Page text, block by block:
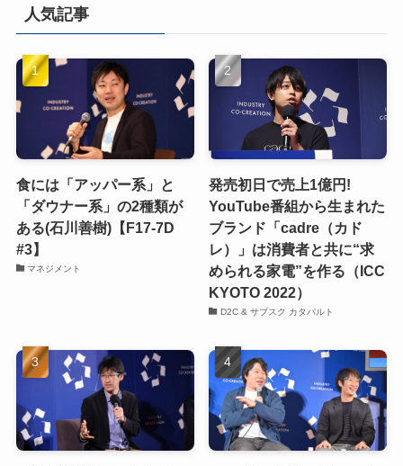
人気記事
食には「アッパー系」と
「ダウナー系」の2種類が
ある(石川善樹)【F17-7D
#3】
マネジメント
発売初日で売上1億円!
YouTube番組から生まれた
ブランド「cadre（カド
レ）」は消費者と共に“求
められる家電”を作る（ICC
KYOTO 2022）
D2C & サブスク カタパルト